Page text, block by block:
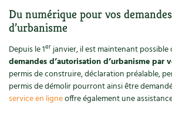
Du numérique pour vos
d’urbanisme
Depuis le 1erjanvier, il est maintenant possible
demandes d’autorisation d’urbanisme par
permis de construire, déclaration préalable,
permis de démolir pourront ainsi être
service en ligneoffre également une